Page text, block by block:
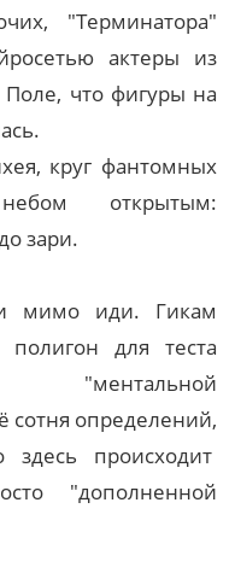
"Терминатора"
актеры из
Поле, что фигуры на
круг фантомных
открытым:
зари.
мимо иди. Гикам
для теста
"ментальной
сотня определений,
происходит
"дополненной